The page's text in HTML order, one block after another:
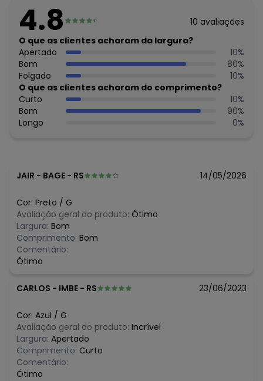
4.8 10 avaliações
O que as clientes acharam da largura?
Apertado
10%
Bom
80%
Folgado
10%
O que as clientes acharam do comprimento?
Curto
10%
Bom
90%
Longo
0%
JAIR - BAGE - RS 14/05/2026
Cor: Preto / G
Avaliação geral do produto: Ótimo
Largura: Bom
Comprimento: Bom
Comentário:
Ótimo
CARLOS - IMBE - RS 23/06/2023
Cor: Azul / G
Avaliação geral do produto: Incrível
Largura: Apertado
Comprimento: Curto
Comentário:
Ótimo